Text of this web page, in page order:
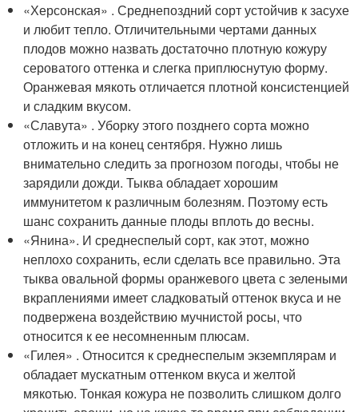
«Херсонская» . Среднепоздний сорт устойчив к засухе
и любит тепло. Отличительными чертами данных
плодов можно назвать достаточно плотную кожуру
сероватого оттенка и слегка приплюснутую форму.
Оранжевая мякоть отличается плотной консистенцией
и сладким вкусом.
«Славута» . Уборку этого позднего сорта можно
отложить и на конец сентября. Нужно лишь
внимательно следить за прогнозом погоды, чтобы не
зарядили дожди. Тыква обладает хорошим
иммунитетом к различным болезням. Поэтому есть
шанс сохранить данные плоды вплоть до весны.
«Янина». И среднеспелый сорт, как этот, можно
неплохо сохранить, если сделать все правильно. Эта
тыква овальной формы оранжевого цвета с зелеными
вкраплениями имеет сладковатый оттенок вкуса и не
подвержена воздействию мучнистой росы, что
относится к ее несомненным плюсам.
«Гилея» . Относится к среднеспелым экземплярам и
обладает мускатным оттенком вкуса и желтой
мякотью. Тонкая кожура не позволить слишком долго